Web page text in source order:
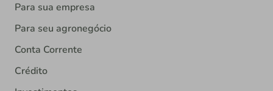
Para sua empresa
Para seu agronegócio
Conta Corrente
Crédito